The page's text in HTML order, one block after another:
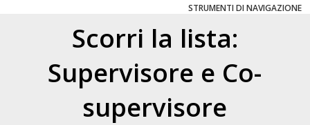
STRUMENTI DI NAVIGAZIONE
Scorri la lista:
Supervisore e Co-
supervisore